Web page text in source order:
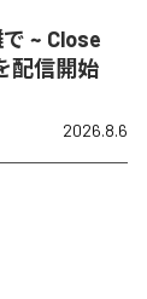
~ Close
配信開始
2026.8.6